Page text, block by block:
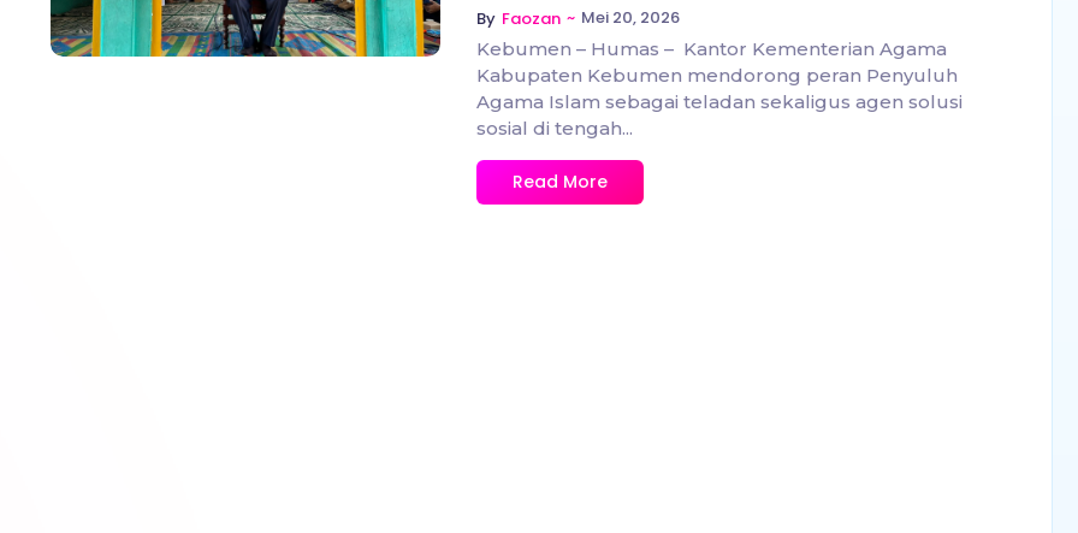
By Faozan ~ Mei 20, 2026
Kebumen – Humas – Kantor Kementerian Agama
Kabupaten Kebumen mendorong peran Penyuluh
Agama Islam sebagai teladan sekaligus agen solusi
sosial di tengah...
Read More